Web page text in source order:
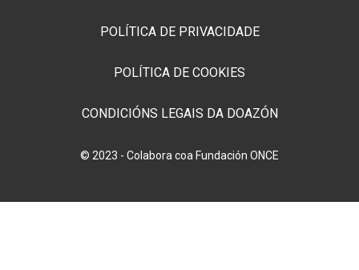
POLÍTICA DE PRIVACIDADE
POLÍTICA DE COOKIES
CONDICIÓNS LEGAIS DA DOAZÓN
© 2023 - Colabora coa Fundación ONCE